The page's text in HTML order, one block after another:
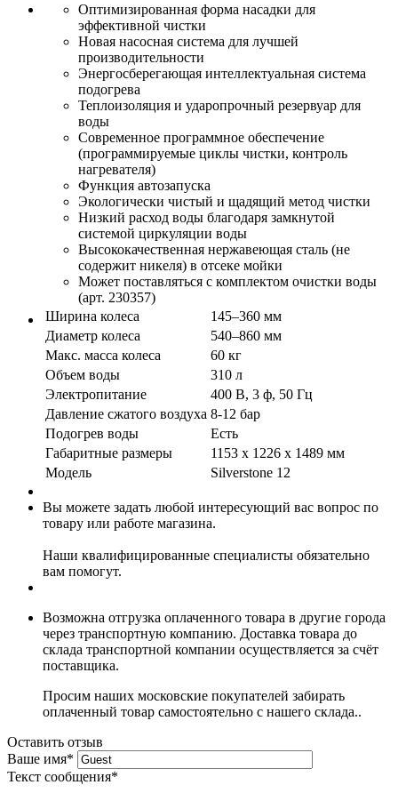
Оптимизированная форма насадки для
эффективной чистки
Новая насосная система для лучшей
производительности
Энергосберегающая интеллектуальная система
подогрева
Теплоизоляция и ударопрочный резервуар для
воды
Современное программное обеспечение
(программируемые циклы чистки, контроль
нагревателя)
Функция автозапуска
Экологически чистый и щадящий метод чистки
Низкий расход воды благодаря замкнутой
системой циркуляции воды
Высококачественная нержавеющая сталь (не
содержит никеля) в отсеке мойки
Может поставляться с комплектом очистки воды
(арт. 230357)
Ширина колеса
145–360 мм
Диаметр колеса
540–860 мм
Макс. масса колеса
60 кг
Объем воды
310 л
Электропитание
400 В, 3 ф, 50 Гц
Давление сжатого воздуха 8-12 бар
Подогрев воды
Есть
Габаритные размеры
1153 х 1226 х 1489 мм
Модель
Silverstone 12
Вы можете задать любой интересующий вас вопрос по
товару или работе магазина.
Наши квалифицированные специалисты обязательно
вам помогут.
Возможна отгрузка оплаченного товара в другие города
через транспортную компанию. Доставка товара до
склада транспортной компании осуществляется за счёт
поставщика.
Просим наших московские покупателей забирать
оплаченный товар самостоятельно с нашего склада..
Оставить отзыв
Ваше имя*
Текст сообщения*